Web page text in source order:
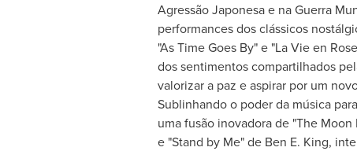
Agressão Japonesa e na Guerra
performances dos clássicos
"As Time Goes By" e "La Vie en
dos sentimentos compartilhados
valorizar a paz e aspirar por um
Sublinhando o poder da música
uma fusão inovadora de "The
e "Stand by Me" de Ben E. King,